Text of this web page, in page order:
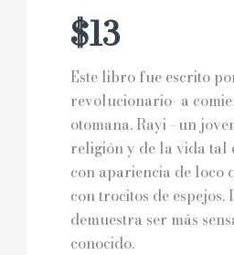
$13
Este libro fue escrito
revolucionario- a
otomana. Rayi –un
religión y de la vida tal
con apariencia de loco
con trocitos de espejos.
demuestra ser más
conocido.